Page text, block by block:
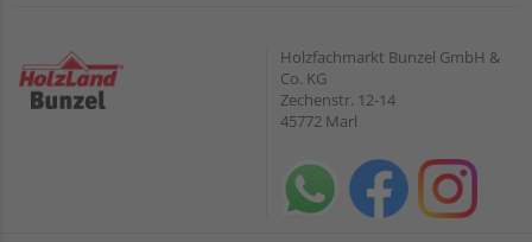
Holzfachmarkt Bunzel GmbH &
Co. KG
Zechenstr. 12-14
45772 Marl